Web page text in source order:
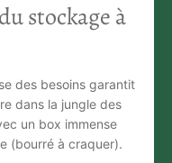
stockage à
des besoins garantit
dans la jungle des
un box immense
(bourré à craquer).